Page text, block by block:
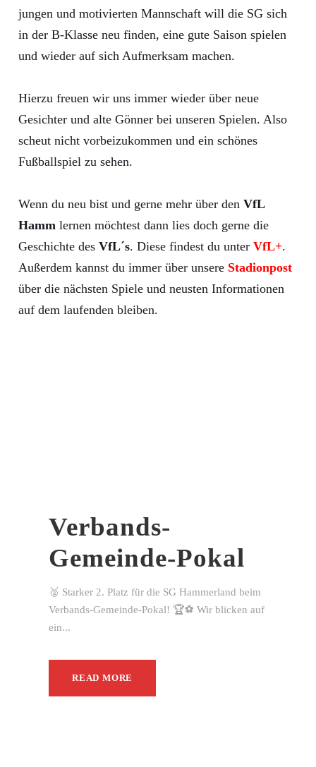
jungen und motivierten Mannschaft will die SG sich
in der B-Klasse neu finden, eine gute Saison spielen
und wieder auf sich Aufmerksam machen.
Hierzu freuen wir uns immer wieder über neue
Gesichter und alte Gönner bei unseren Spielen. Also
scheut nicht vorbeizukommen und ein schönes
Fußballspiel zu sehen.
Wenn du neu bist und gerne mehr über den VfL
Hamm lernen möchtest dann lies doch gerne die
Geschichte des VfL´s. Diese findest du unter VfL+.
Außerdem kannst du immer über unsere Stadionpost
über die nächsten Spiele und neusten Informationen
auf dem laufenden bleiben.
Verbands-
Gemeinde-Pokal
🥈 Starker 2. Platz für die SG Hammerland beim
Verbands-Gemeinde-Pokal! 🏆⚽ Wir blicken auf
ein...
READ MORE